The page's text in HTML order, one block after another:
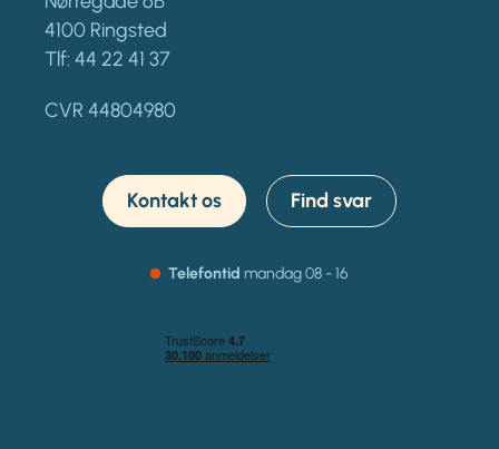
4100 Ringsted
Tlf: 44 22 41 37
CVR 44804980
Kontakt os Find svar
Telefontid mandag08 - 16